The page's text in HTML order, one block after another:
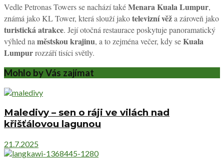
Vedle Petronas Towers se nachází takéMenara Kuala Lumpur,
známá jako KL Tower, která slouží jakotelevizní věža zároveň jako
turistická atrakce. Její otočná restaurace poskytuje panoramatický
výhled na městskou krajinu, a to zejména večer, kdy seKuala
Lumpurrozzáří tisíci světly.
Mohlo by Vás zajímat
Maledivy – sen o ráji ve vilách nad
křišťálovou lagunou
21.7.2025